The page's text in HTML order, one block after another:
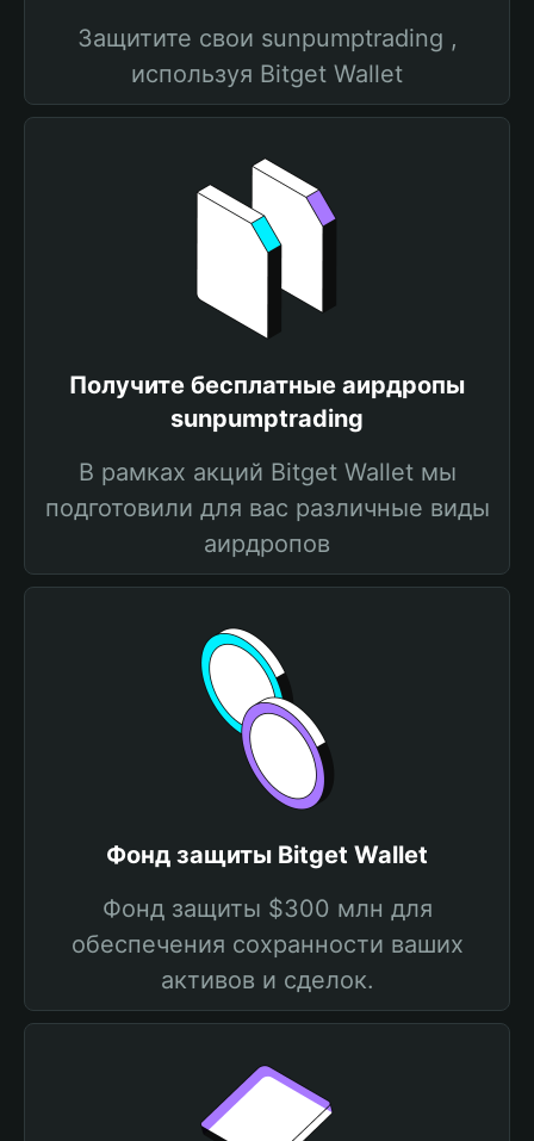
Защитите свои sunpumptrading ,
используя Bitget Wallet
Получите бесплатные аирдропы
sunpumptrading
В рамках акций Bitget Wallet мы
подготовили для вас различные виды
аирдропов
Фонд защиты Bitget Wallet
Фонд защиты $300 млн для
обеспечения сохранности ваших
активов и сделок.